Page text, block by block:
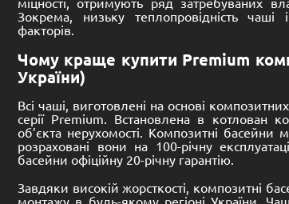
Розмір: 10200 - 3600 -
Басейн композитний Premium
Оскар 10
16,500.00€
До кошика